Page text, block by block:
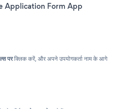
Application Form App
परक्लिक करें, और अपने उपयोगकर्ता नाम के आगे